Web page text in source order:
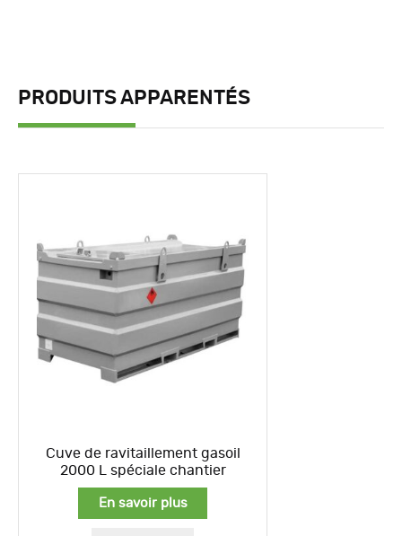
PRODUITS APPARENTÉS
Cuve de ravitaillement gasoil
2000 L spéciale chantier
En savoir plus